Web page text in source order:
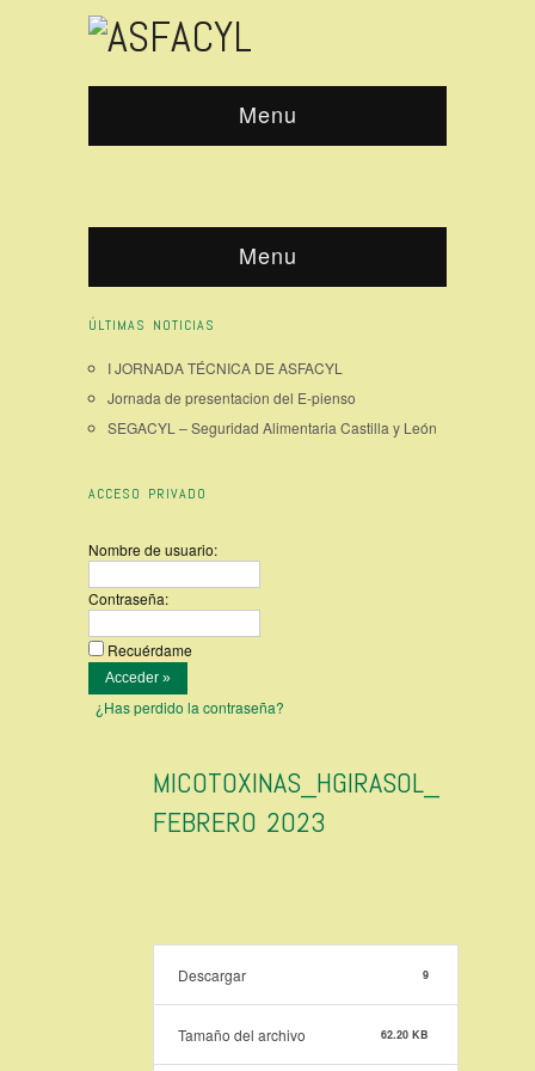
Menu
Menu
ÚLTIMAS NOTICIAS
I JORNADA TÉCNICA DE ASFACYL
Jornada de presentacion del E-pienso
SEGACYL – Seguridad Alimentaria Castilla y León
ACCESO PRIVADO
Nombre de usuario:
Contraseña:
Recuérdame
¿Has perdido la contraseña?
MICOTOXINAS_HGIRASOL_
FEBRERO 2023
Descargar 9
Tamaño del archivo 62.20 KB